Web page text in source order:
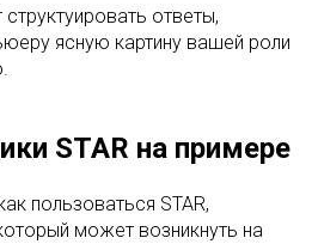
ответы,
ясную картину вашей роли
STAR на примере
пользоваться STAR,
может возникнуть на